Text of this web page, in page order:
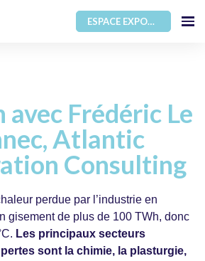
ESPACE EXPOSANT
Frédéric Le
Atlantic
Consulting
perdue par l’industrie en
gisement de plus de 100 TWh, donc
Les principaux secteurs
sont la chimie, la plasturgie,